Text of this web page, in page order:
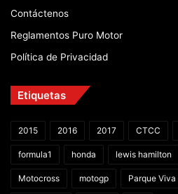
Contáctenos
Reglamentos Puro Motor
Política de Privacidad
Etiquetas
2015 2016 2017 CTCC
formula1 honda lewis hamilton
Motocross motogp Parque Viva